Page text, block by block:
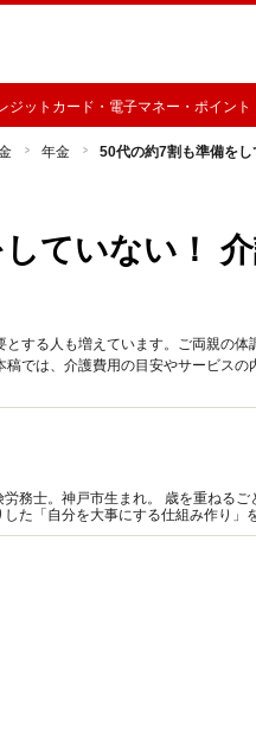
ジットカード・電子マネー・ポイント
年金 50代の約7割も準備を
ていない！
する人も増えています。ご両親の
では、介護費用の目安やサービスの
とに少しずつ起こる心身や環境の変化に寄り添
た「自分を大事にする仕組み作り